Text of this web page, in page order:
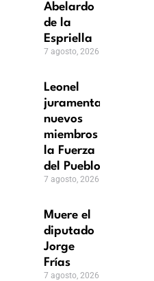
Abelardo
de la
Espriella
7 agosto, 2026
Leonel
juramentará
nuevos
miembros de
la Fuerza
del Pueblo
7 agosto, 2026
Muere el
diputado
Jorge
Frías
7 agosto, 2026